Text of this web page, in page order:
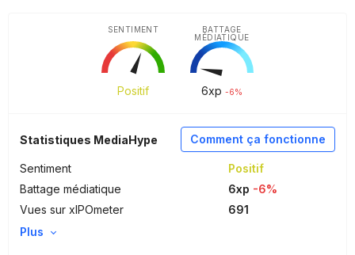
Positif
SENTIMENT
6xp -6%
BATTAGE
MÉDIATIQUE
Comment ça fonctionne
Statistiques MediaHype
Sentiment
Positif
Battage médiatique
6xp -6%
Vues sur xIPOmeter
691
Plus